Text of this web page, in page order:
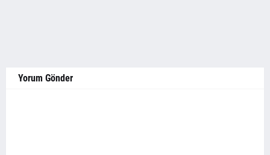
Yorum Gönder